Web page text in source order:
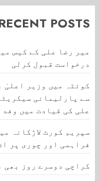
POSTS
میر رضا علی کے کیس
درخواست قبول کرلی
کوئٹہ میں وزیر اعلیٰ
سے پارلیمانی
علی کی قیادت میں وفد
سپریم کورٹ لاڑکانہ
فراہمی اور چوری پر
کراچی دوسرے روز بھی